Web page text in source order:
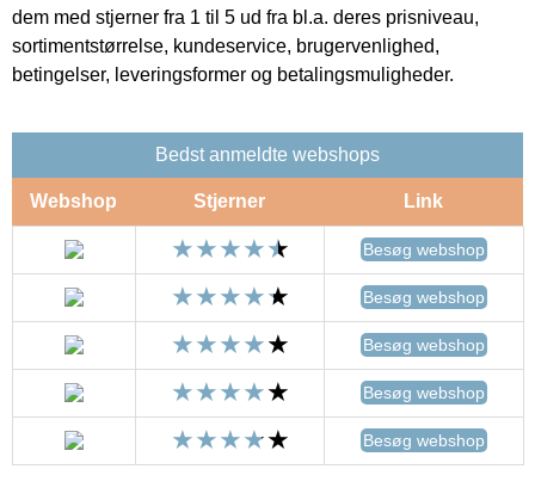
dem med stjerner fra 1 til 5 ud fra bl.a. deres prisniveau,
sortimentstørrelse, kundeservice, brugervenlighed,
betingelser, leveringsformer og betalingsmuligheder.
Bedst anmeldte webshops
Webshop Stjerner Link
Besøg webshop
Besøg webshop
Besøg webshop
Besøg webshop
Besøg webshop